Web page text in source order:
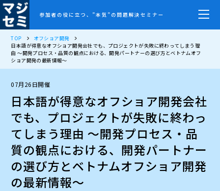
参加者の役に立つ、”本気”の問題解決セミナー
TOP
オフショア開発
日本語が得意なオフショア開発会社でも、プロジェクトが失敗に終わってしまう理
由 ～開発プロセス・品質の観点における、開発パートナーの選び方とベトナムオフ
ショア開発の最新情報～
07月26日開催
日本語が得意なオフショア開発会社
でも、プロジェクトが失敗に終わっ
てしまう理由 ～開発プロセス・品
質の観点における、開発パートナー
の選び方とベトナムオフショア開発
の最新情報～